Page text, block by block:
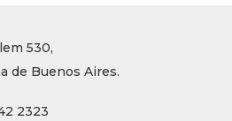
530,
de Buenos Aires.
2323